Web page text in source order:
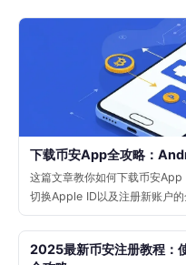
下载币安App全攻略：
这篇文章教你如何下载币安
切换Apple ID以及注册新账户的
2025最新币安注册教程：